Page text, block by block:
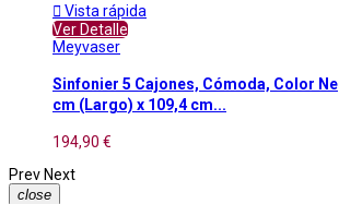
 Vista rápida
Ver Detalle
Meyvaser
Sinfonier 5 Cajones, Cómoda, Color
cm (Largo) x 109,4 cm...
194,90 €
Prev Next
close